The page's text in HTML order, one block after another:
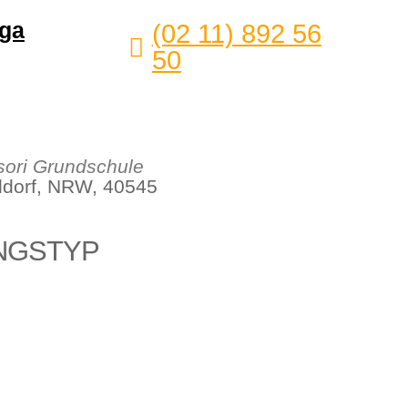
(02 11) 892 56
50
Grundschule
NRW, 40545